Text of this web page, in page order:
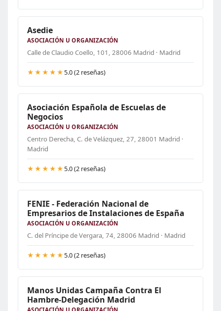
Asedie
ASOCIACIÓN U ORGANIZACIÓN
Calle de Claudio Coello, 101, 28006 Madrid · Madrid
★★★★★ 5.0 (2 reseñas)
Asociación Española de Escuelas de
Negocios
ASOCIACIÓN U ORGANIZACIÓN
Centro Derecha, C. de Velázquez, 27, 28001 Madrid ·
Madrid
★★★★★ 5.0 (2 reseñas)
FENIE - Federación Nacional de
Empresarios de Instalaciones de España
ASOCIACIÓN U ORGANIZACIÓN
C. del Príncipe de Vergara, 74, 28006 Madrid · Madrid
★★★★★ 5.0 (2 reseñas)
Manos Unidas Campaña Contra El
Hambre-Delegación Madrid